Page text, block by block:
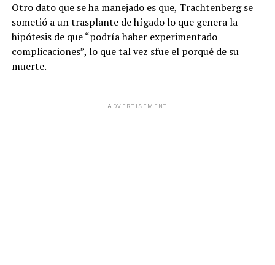
Otro dato que se ha manejado es que, Trachtenberg se
sometió a un trasplante de hígado lo que genera la
hipótesis de que “podría haber experimentado
complicaciones”, lo que tal vez sfue el porqué de su
muerte.
ADVERTISEMENT